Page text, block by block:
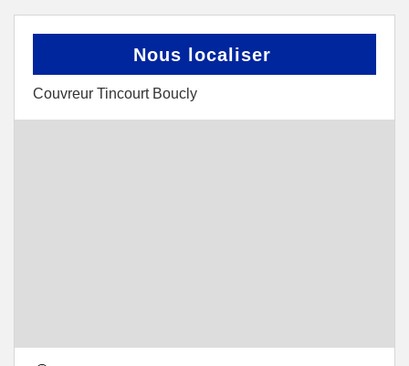
Nous localiser
Couvreur Tincourt Boucly